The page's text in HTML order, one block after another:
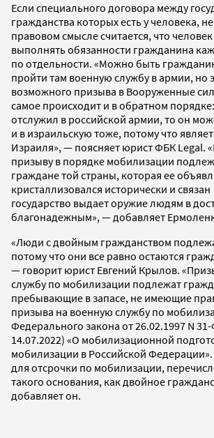
Если специального договора между
гражданства которых есть у человека,
правовом смысле считается, что
выполнять обязанности гражданина
по отдельности. «Можно быть
пройти там военную службу в армии, но
возможного призыва в Вооруженные
самое происходит и в обратном
отслужил в российской армии, то он
и в израильскую тоже, потому что
Израиля», — поясняет юрист ФБК Legal.
призыву в порядке мобилизации
граждане той страны, которая ее
кристаллизовался исторически и связан
государство выдает оружие людям в
благонадежным», — добавляет
«Люди с двойным гражданством
потому что они все равно остаются
— говорит юрист Евгений Крылов.
службу по мобилизации подлежат
пребывающие в запасе, не имеющие
призыва на военную службу по
Федерального закона от 26.02.1997 N
14.07.2022) «О мобилизационной
мобилизации в Российской
для отсрочки по мобилизации,
такого основания, как двойное
добавляет он.